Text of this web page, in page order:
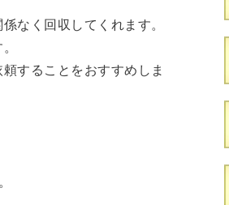
なく回収してくれます。
することをおすすめしま